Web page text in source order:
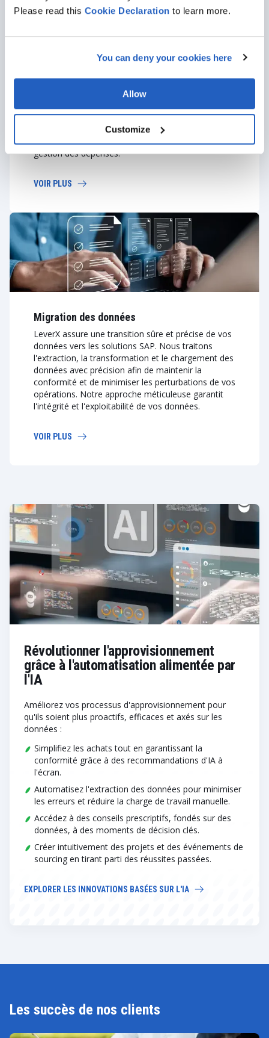
Please read this Cookie Declaration to learn more.
You can deny your cookies here
Allow
Customize
Formation et soutien
Donnez à votre personnel les moyens d'agir grâce
Nous veillons à ce que votre équipe dispose des
connaissances et des compétences nécessaires
services d'assistance continue permettent de
relever les défis, de fournir des mises à jour et de
garantir le succès à long terme de vos solutions de
gestion des dépenses.
VOIR PLUS
Migration des données
LeverX assure une transition sûre et précise de vos
données vers les solutions SAP. Nous traitons
l'extraction, la transformation et le chargement des
données avec précision afin de maintenir la
conformité et de minimiser les perturbations de vos
opérations. Notre approche méticuleuse garantit
l'intégrité et l'exploitabilité de vos données.
VOIR PLUS
Révolutionner l'approvisionnement
grâce à l'automatisation alimentée par
l'IA
Améliorez vos processus d'approvisionnement pour
qu'ils soient plus proactifs, efficaces et axés sur les
données :
Simplifiez les achats tout en garantissant la
conformité grâce à des recommandations d'IA à
l'écran.
Automatisez l'extraction des données pour minimiser
les erreurs et réduire la charge de travail manuelle.
Accédez à des conseils prescriptifs, fondés sur des
données, à des moments de décision clés.
Créer intuitivement des projets et des événements de
sourcing en tirant parti des réussites passées.
EXPLORER LES INNOVATIONS BASÉES SUR L'IA
Les succès de nos clients